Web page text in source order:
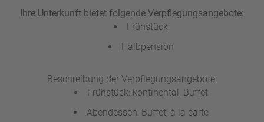
Ihre Unterkunft bietet folgende Verpflegungsangebote:
Frühstück
Halbpension
Beschreibung der Verpflegungsangebote:
Frühstück: kontinental, Buffet
Abendessen: Buffet, à la carte